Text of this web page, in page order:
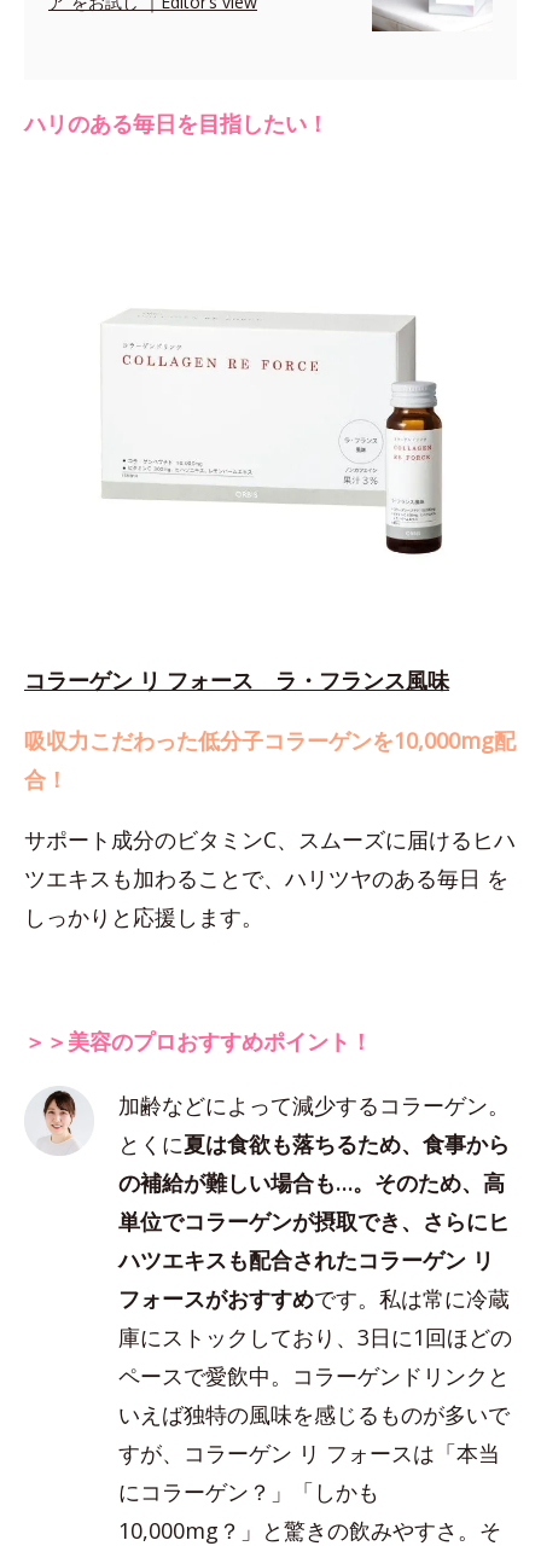
ハリのある毎日を目指したい！
コラーゲン リ フォース ラ・フランス風味
吸収力こだわった低分子コラーゲンを10,000mg配
合！
サポート成分のビタミンC、スムーズに届けるヒハ
ツエキスも加わることで、ハリツヤのある毎日 を
しっかりと応援します。
＞＞美容のプロおすすめポイント！
加齢などによって減少するコラーゲン。
とくに夏は食欲も落ちるため、食事から
の補給が難しい場合も…。そのため、高
単位でコラーゲンが摂取でき、さらにヒ
ハツエキスも配合されたコラーゲン リ
フォースがおすすめです。私は常に冷蔵
庫にストックしており、3日に1回ほどの
ペースで愛飲中。コラーゲンドリンクと
いえば独特の風味を感じるものが多いで
すが、コラーゲン リ フォースは「本当
にコラーゲン？」「しかも
10,000mg？」と驚きの飲みやすさ。そ